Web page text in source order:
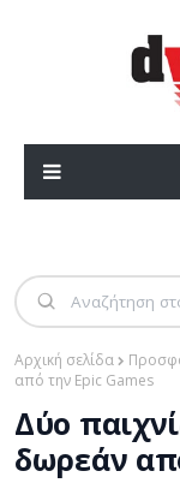
Αρχική σελίδα
από την Epic Games
Δύο
δωρεάν